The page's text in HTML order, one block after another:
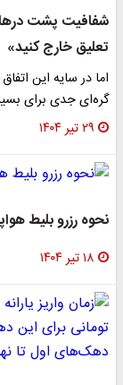
شفافیت پشت
تعلیق خارج کنید»
اما در سایه این
گره‌ای جدی برای
۲۹ تیر ۱۴۰۴
نحوه رزرو بلیط
۱۸ تیر ۱۴۰۴